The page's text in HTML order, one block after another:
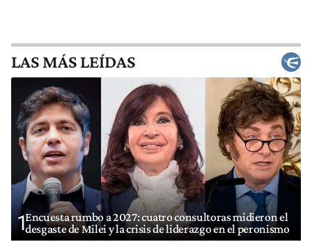
LAS MÁS LEÍDAS
1Encuesta rumbo a 2027: cuatro consultoras midieron el
desgaste de Milei y la crisis de liderazgo en el peronismo